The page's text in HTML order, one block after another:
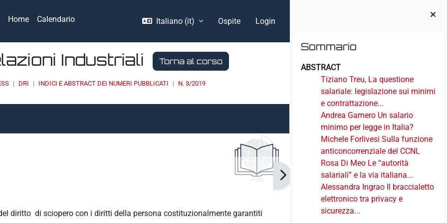
Home
Calendario Italiano ‎(it)‎ Ospite Login
Blocchi
Sommario
ABSTRACT
Tiziano Treu, La questione
salariale: legislazione sui minimi
e contrattazione...
Andrea Garnero Un salario
minimo per legge in Italia?
Michele Forlivesi Sulla funzione
anticoncorrenziale del CCNL
Rosa Di Meo Le “autorità
salariali” e la via italiana...
Alessandra Ingrao Il braccialetto
elettronico tra privacy e
sicurezza...
Industriali Torna al corso
DRI INDICI E ABSTRACT DEI NUMERI PUBBLICATI N. 3/2019
diritto di sciopero con i diritti della persona costituzionalmente garantiti